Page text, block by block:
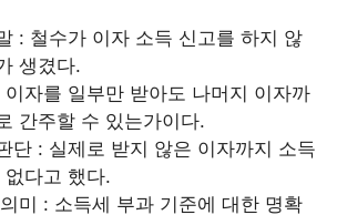
: 철수가 이자 소득 신고를 하지 않
생겼다.
이자를 일부만 받아도 나머지 이자까
간주할 수 있는가이다.
단 : 실제로 받지 않은 이자까지 소득
없다고 했다.
미 : 소득세 부과 기준에 대한 명확